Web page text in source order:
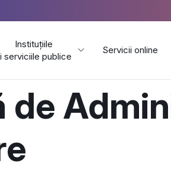
Instituțiile
serviciile publice
Servicii online
de